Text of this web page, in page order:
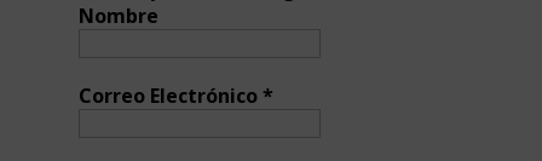
Nombre
Correo Electrónico*